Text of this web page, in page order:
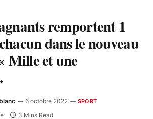
remportent 1
dans le nouveau
Mille et une
6 octobre 2022 SPORT
3 Mins Read